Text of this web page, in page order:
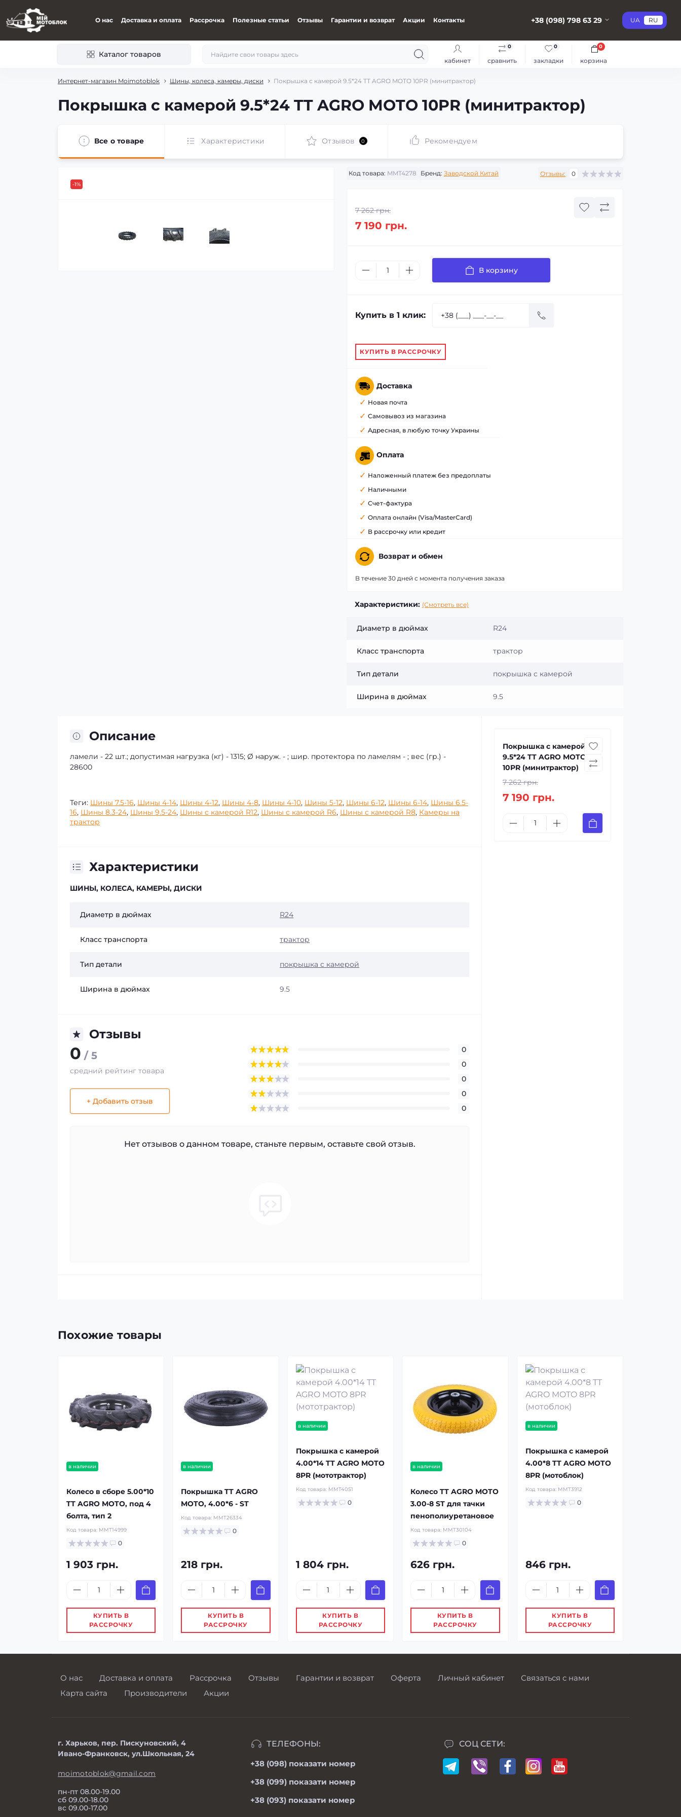
О нас Доставка и оплата Рассрочка Полезные статьи Отзывы Гарантии и возврат Акции Контакты +38 (098) 798 63 29 UA RU
Каталог товаров
кабинет сравнить
0
закладки
0
корзина
0
Интернет-магазин Moimotoblok Шины, колеса, камеры, диски Покрышка с камерой 9.5*24 TT AGRO MOTO 10PR (минитрактор)
Покрышка с камерой 9.5*24 TT AGRO MOTO 10PR (минитрактор)
Все о товаре Характеристики Отзывов 0 Рекомендуем
-1%
Код товара: MMT4278 Бренд: Заводской Китай Отзывы: 0
7 262 грн.
7 190 грн.
В корзину
Купить в 1 клик:
КУПИТЬ В РАССРОЧКУ
Доставка
Новая почта
Самовывоз из магазина
Адресная, в любую точку Украины
Оплата
Наложенный платеж без предоплаты
Наличными
Счет-фактура
Оплата онлайн (Visa/MasterCard)
В рассрочку или кредит
Возврат и обмен
В течение 30 дней с момента получения заказа
Характеристики: (Смотреть все)
Диаметр в дюймах R24
Класс транспорта трактор
Тип детали покрышка с камерой
Ширина в дюймах 9.5
Описание
ламели - 22 шт.; допустимая нагрузка (кг) - 1315; Ø наруж. - ; шир. протектора по ламелям - ; вес (гр.) -
28600
Теги: Шины 7.5-16, Шины 4-14, Шины 4-12, Шины 4-8, Шины 4-10, Шины 5-12, Шины 6-12, Шины 6-14, Шины 6.5-
16, Шины 8.3-24, Шины 9.5-24, Шины с камерой R12, Шины с камерой R6, Шины с камерой R8, Камеры на
трактор
Характеристики
ШИНЫ, КОЛЕСА, КАМЕРЫ, ДИСКИ
Диаметр в дюймах R24
Класс транспорта трактор
Тип детали покрышка с камерой
Ширина в дюймах 9.5
Отзывы
0 / 5
средний рейтинг товара
+ Добавить отзыв
0
0
0
0
0
Нет отзывов о данном товаре, станьте первым, оставьте свой отзыв.
Покрышка с камерой
9.5*24 TT AGRO MOTO
10PR (минитрактор)
7 262 грн.
7 190 грн.
Похожие товары
в наличии
Колесо в сборе 5.00*10
TT AGRO MOTO, под 4
болта, тип 2
Код товара: MMT14999
0
1 903 грн.
КУПИТЬ В
РАССРОЧКУ
в наличии
Покрышка TT AGRO
MOTO, 4.00*6 - ST
Код товара: MMT26334
0
218 грн.
КУПИТЬ В
РАССРОЧКУ
в наличии
Покрышка с камерой
4.00*14 TT AGRO MOTO
8PR (мототрактор)
Код товара: MMT4051
0
1 804 грн.
КУПИТЬ В
РАССРОЧКУ
в наличии
Колесо TT AGRO MOTO
3.00-8 ST для тачки
пенополиуретановое
Код товара: MMT30104
0
626 грн.
КУПИТЬ В
РАССРОЧКУ
в наличии
Покрышка с камерой
4.00*8 TT AGRO MOTO
8PR (мотоблок)
Код товара: MMT3912
0
846 грн.
КУПИТЬ В
РАССРОЧКУ
О нас Доставка и оплата Рассрочка Отзывы Гарантии и возврат Оферта Личный кабинет
Связаться с нами
Карта сайта
Производители Акции
г. Харьков, пер. Пискуновский, 4
Ивано-Франковск, ул.Школьная, 24
moimotoblok@gmail.com
пн-пт 08.00-19.00
сб 09.00-18.00
вс 09.00-17.00
ТЕЛЕФОНЫ:
+38 (098) показати номер
+38 (099) показати номер
+38 (093) показати номер
СОЦ СЕТИ: